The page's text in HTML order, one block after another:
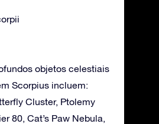
objetos celestiais
Scorpius incluem:
Cluster, Ptolemy
80, Cat’s Paw Nebula,